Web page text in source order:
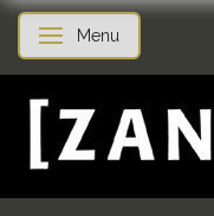
Skifte navigation
Menu